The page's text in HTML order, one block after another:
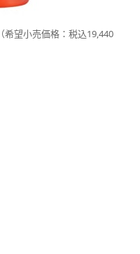
希望小売価格：税込19,440